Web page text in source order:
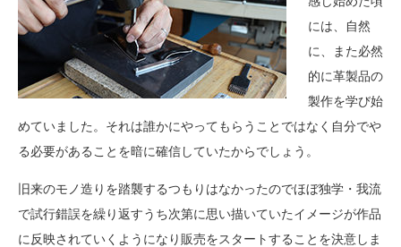
には、自然
に、また必然
的に革製品の
製作を学び始
めていました。それは誰かにやってもらうことではなく自分でや
る必要があることを暗に確信していたからでしょう。
旧来のモノ造りを踏襲するつもりはなかったのでほぼ独学・我流
で試行錯誤を繰り返すうち次第に思い描いていたイメージが作品
に反映されていくようになり販売をスタートすることを決意しま